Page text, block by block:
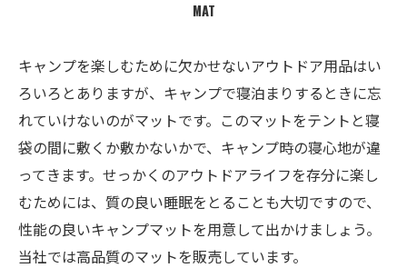
MAT
キャンプを楽しむために欠かせないアウトドア用品はい
ろいろとありますが、キャンプで寝泊まりするときに忘
れていけないのがマットです。このマットをテントと寝
袋の間に敷くか敷かないかで、キャンプ時の寝心地が違
ってきます。せっかくのアウトドアライフを存分に楽し
むためには、質の良い睡眠をとることも大切ですので、
性能の良いキャンプマットを用意して出かけましょう。
当社では高品質のマットを販売しています。